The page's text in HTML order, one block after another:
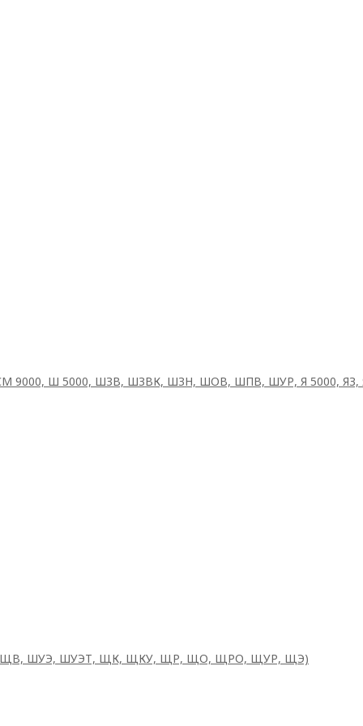
9000, Ш 5000, ШЗВ, ШЗВК, ШЗН, ШОВ, ШПВ, ШУР, Я 5000, ЯЗ,
ШУЭ, ШУЭТ, ЩК, ЩКУ, ЩР, ЩО, ЩРО, ЩУР, ЩЭ)